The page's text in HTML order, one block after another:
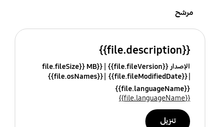
مرشح
{{file.description}}
الإصدار {{file.fileVersion}}
{{file.fileSize}} MB
{{file.fileModifiedDate}}
{{file.osNames}}
{{file.languageName}}
{{file.languageName}}
تنزيل